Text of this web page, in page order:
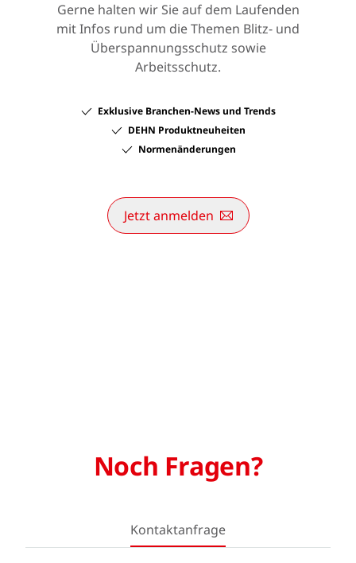
Gerne halten wir Sie auf dem Laufenden
mit Infos rund um die Themen Blitz- und
Überspannungsschutz sowie
Arbeitsschutz.
Exklusive Branchen-News und Trends
DEHN Produktneuheiten
Normenänderungen
Jetzt anmelden
Noch Fragen?
Kontaktanfrage